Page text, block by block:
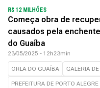
R$ 12 MILHÕES
Começa obra de
causados pela
do Guaíba
23/05/2025 - 12h23min
ORLA DO GUAÍBA GALERIA
PREFEITURA DE PORTO ALEGRE